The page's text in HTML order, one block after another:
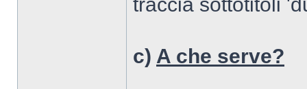
c) A che serve?